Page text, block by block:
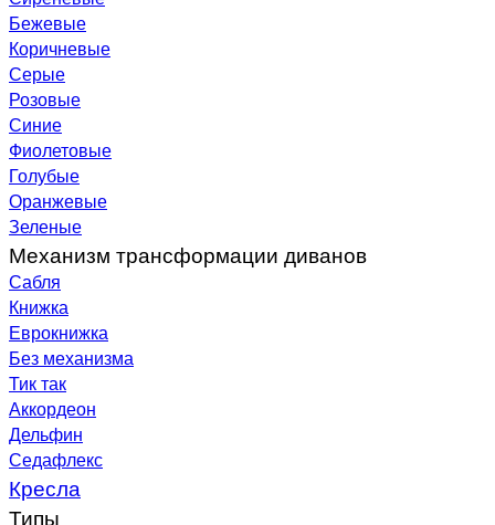
Бежевые
Коричневые
Серые
Розовые
Синие
Фиолетовые
Голубые
Оранжевые
Зеленые
Механизм трансформации диванов
Сабля
Книжка
Еврокнижка
Без механизма
Тик так
Аккордеон
Дельфин
Седафлекс
Кресла
Типы